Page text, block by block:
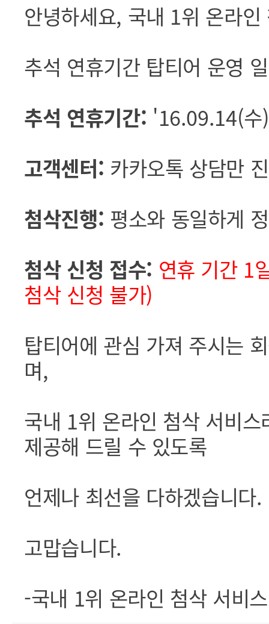
안녕하세요, 국내 1위 온라
추석 연휴기간 탑티어 운영
추석 연휴기간: '16.09.14(
고객센터: 카카오톡 상담만
첨삭진행: 평소와 동일하게
첨삭 신청 접수: 연휴 기간 1
첨삭 신청 불가)
탑티어에 관심 가져 주시는
며,
국내 1위 온라인 첨삭 서비
제공해 드릴 수 있도록
언제나 최선을 다하겠습니다.
고맙습니다.
-국내 1위 온라인 첨삭 서비